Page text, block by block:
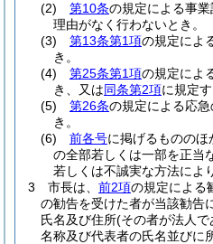
(2)
第10条の規定による事
理由がなく行わないとき。
(3)
第13条第1項の規定によ
き。
(4)
第25条第1項の規定によ
き、又は同条第2項に規定
(5)
第26条の規定による応
き。
(6)
前各号に掲げるもののほ
の全部若しくは一部を正当
若しくは不誠実な方法によ
3
市長は、 前2項の規定による
の勧告を受けた者が当該勧告
氏名及び住所(その者が法人
名称及び代表者の氏名並びに